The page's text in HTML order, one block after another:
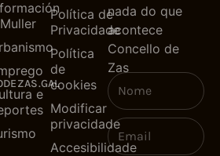
e
Política de
Privacidade
Política
de
cookies
Modificar
privacidade
Accesibilidade
nada do que
acontece
Concello de
Zas